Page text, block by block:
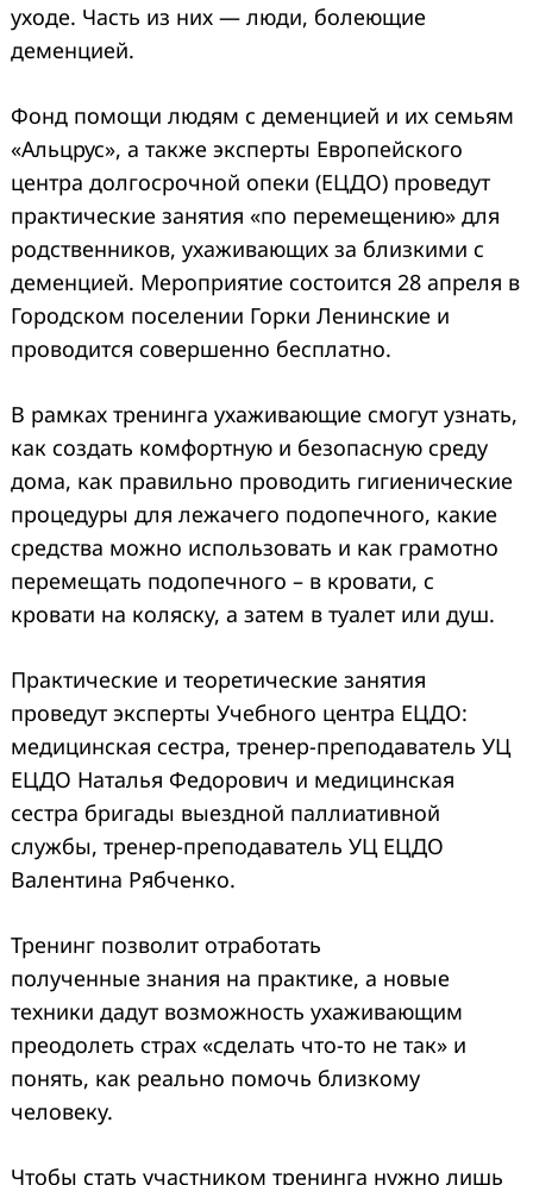
уходе. Часть из них — люди, болеющие
деменцией.
Фонд помощи людям с деменцией и их семьям
«Альцрус», а также эксперты Европейского
центра долгосрочной опеки (ЕЦДО) проведут
практические занятия «по перемещению» для
родственников, ухаживающих за близкими с
деменцией. Мероприятие состоится 28 апреля в
Городском поселении Горки Ленинские и
проводится совершенно бесплатно.
В рамках тренинга ухаживающие смогут узнать,
как создать комфортную и безопасную среду
дома, как правильно проводить гигиенические
процедуры для лежачего подопечного, какие
средства можно использовать и как грамотно
перемещать подопечного – в кровати, с
кровати на коляску, а затем в туалет или душ.
Практические и теоретические занятия
проведут эксперты Учебного центра ЕЦДО:
медицинская сестра, тренер-преподаватель УЦ
ЕЦДО Наталья Федорович и медицинская
сестра бригады выездной паллиативной
службы, тренер-преподаватель УЦ ЕЦДО
Валентина Рябченко.
Тренинг позволит отработать
полученные знания на практике, а новые
техники дадут возможность ухаживающим
преодолеть страх «сделать что-то не так» и
понять, как реально помочь близкому
человеку.
Чтобы стать участником тренинга нужно лишь